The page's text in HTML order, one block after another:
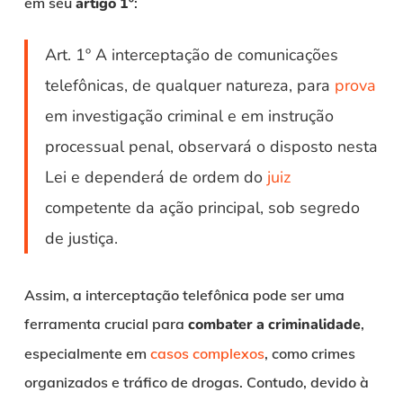
Art. 1º A interceptação de comunicações
telefônicas, de qualquer natureza, para prova
em investigação criminal e em instrução
processual penal, observará o disposto nesta
Lei e dependerá de ordem do juiz
competente da ação principal, sob segredo
de justiça.
Assim, a interceptação telefônica pode ser uma
ferramenta crucial para combater a criminalidade,
especialmente em casos complexos, como crimes
organizados e tráfico de drogas. Contudo, devido à